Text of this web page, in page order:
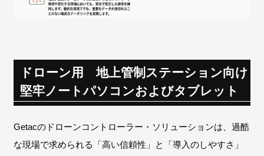
ドローン用 地上管制ステーション向け
堅牢ノートパソコンおよびタブレット
Getacのドローンコントローラー・ソリューションは、過酷
な現場で求められる「高い信頼性」と「導入のしやすさ」